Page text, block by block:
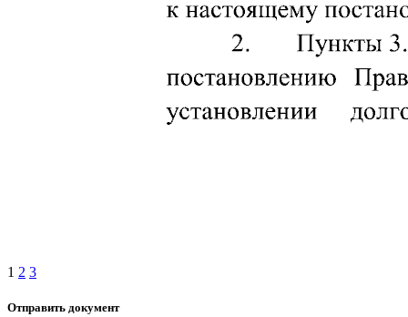
1 2 3
Отправить документ